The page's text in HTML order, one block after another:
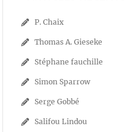
P. Chaix
Thomas A. Gieseke
Stéphane fauchille
Simon Sparrow
Serge Gobbé
Salifou Lindou